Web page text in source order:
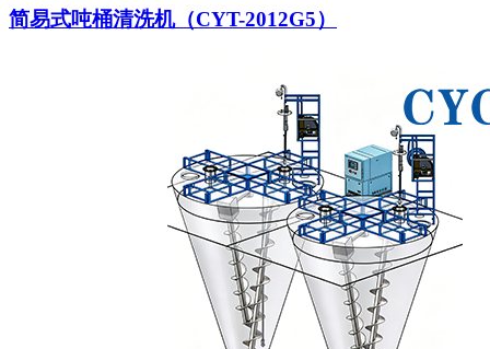
简易式吨桶清洗机（CYT-2012G5）